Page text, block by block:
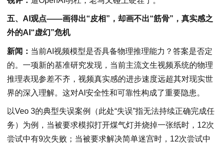
五、AI观点——画得出“皮相”，却画不出“筋骨”，真实感之
外的AI“虚幻”危机
新闻： 当前AI视频模型是否具备物理推理能力？答案是否定
的。一项新的基准研究发现，当前主流文生视频系统的物理
推理表现参差不齐，视频真实感的进步速度远超其对现实世
界的深入理解。这对AI安全性和可靠性构成了重要隐患。
以Veo 3的典型失误案例（此处“失误”指无法持续正确完成任
务）为例，当被要求模拟打开煤气灯并烧掉一张纸时，12次
尝试中有9次失败；当被要求解决简单迷宫时，12次尝试中